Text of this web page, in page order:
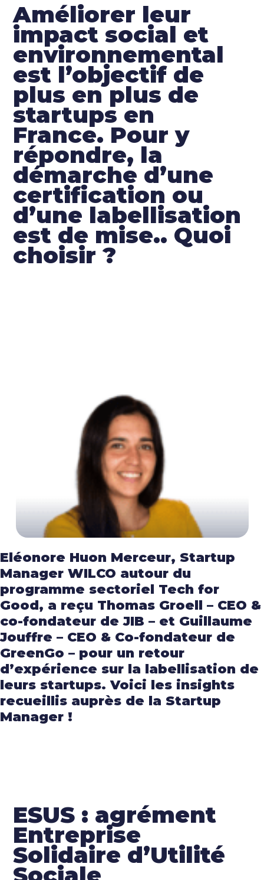
Améliorer leur
impact social et
environnemental
est l’objectif de
plus en plus de
startups en
France. Pour y
répondre, la
démarche d’une
certification ou
d’une labellisation
est de mise.. Quoi
choisir ?
Eléonore Huon Merceur, Startup
Manager WILCO autour du
programme sectoriel Tech for
Good, a reçu Thomas Groell – CEO &
co-fondateur de JIB – et Guillaume
Jouffre – CEO & Co-fondateur de
GreenGo – pour un retour
d’expérience sur la labellisation de
leurs startups. Voici les insights
recueillis auprès de la Startup
Manager !
ESUS : agrément
Entreprise
Solidaire d’Utilité